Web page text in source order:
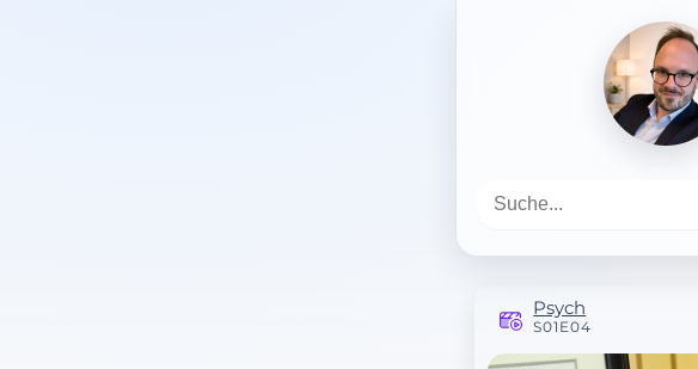
Psych
S01E04